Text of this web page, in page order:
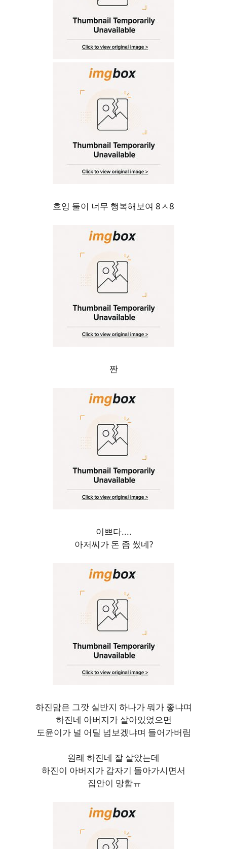
흐잉 둘이 너무 행복해보여 8ㅅ8
짠
이쁘다....
아저씨가 돈 좀 썼네?
하진맘은 그깟 실반지 하나가 뭐가 좋냐며
하진네 아버지가 살아있었으면
도윤이가 널 어딜 넘보겠냐며 들어가버림
원래 하진네 잘 살았는데
하진이 아버지가 갑자기 돌아가시면서
집안이 망함ㅠ